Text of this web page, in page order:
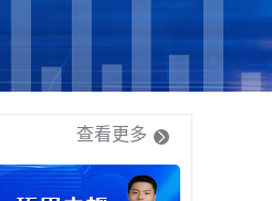
查看更多